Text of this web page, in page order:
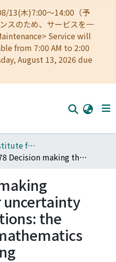
13(木)7:00～14:00（予
スのため、サービスを一
Service will
from 7:00 AM to 2:00
August 13, 2026 due
400_Research Institute for Mathematical Sciences
2078 Decision making theories under uncertainty and its applications: the extensions of mathematics for programming
uncertainty
the